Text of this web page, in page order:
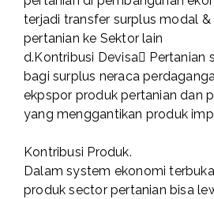
terjadi transfer surplus modal
pertanian ke Sektor lain
d.Kontribusi Devisa Pertanian
bagi surplus neraca
ekpspor produk pertanian dan
yang menggantikan produk
Kontribusi Produk.
Dalam system ekonomi
produk sector pertanian bisa